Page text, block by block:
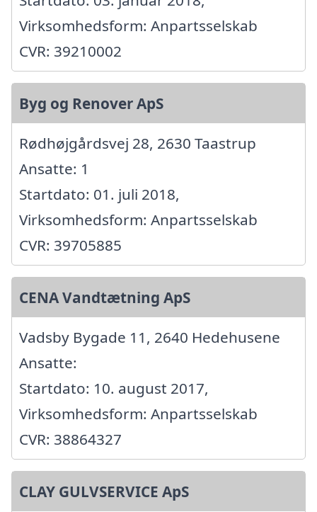
Virksomhedsform: Anpartsselskab
CVR: 39210002
Byg og Renover ApS
Rødhøjgårdsvej 28, 2630 Taastrup
Ansatte: 1
Startdato: 01. juli 2018,
Virksomhedsform: Anpartsselskab
CVR: 39705885
CENA Vandtætning ApS
Vadsby Bygade 11, 2640 Hedehusene
Ansatte:
Startdato: 10. august 2017,
Virksomhedsform: Anpartsselskab
CVR: 38864327
CLAY GULVSERVICE ApS